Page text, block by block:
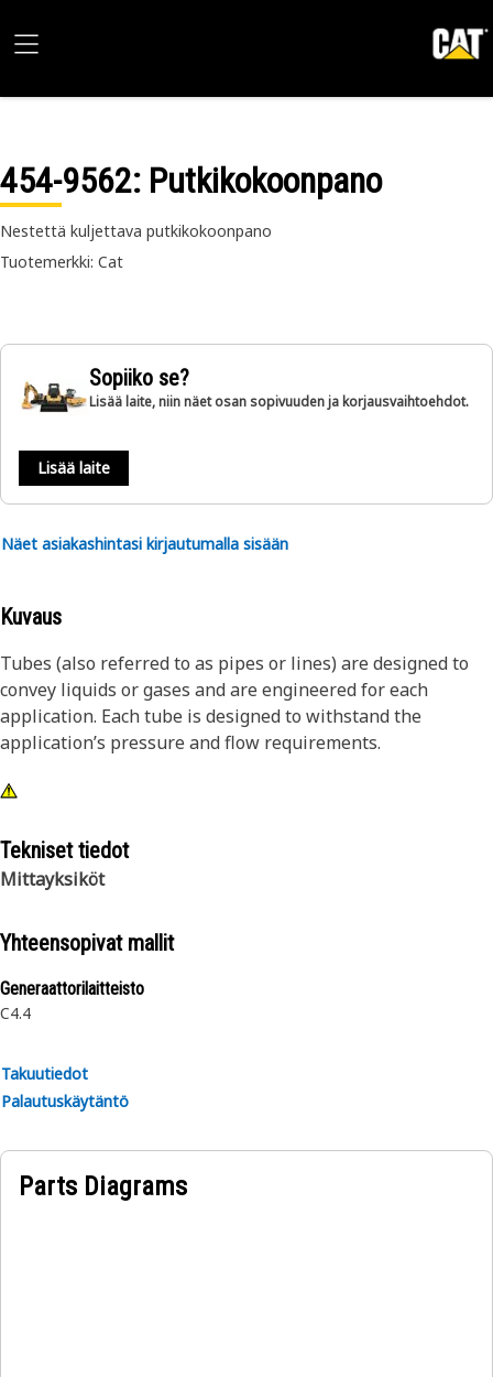
454-9562: Putkikokoonpano
Nestettä kuljettava putkikokoonpano
Tuotemerkki: Cat
Sopiiko se?
Lisää laite, niin näet osan sopivuuden ja korjausvaihtoehdot.
Lisää laite
Näet asiakashintasi kirjautumalla sisään
Kuvaus
Tubes (also referred to as pipes or lines) are designed to
convey liquids or gases and are engineered for each
application. Each tube is designed to withstand the
application’s pressure and flow requirements.
Tekniset tiedot
Mittayksiköt
Yhteensopivat mallit
Generaattorilaitteisto
C4.4
Takuutiedot
Palautuskäytäntö
Parts Diagrams